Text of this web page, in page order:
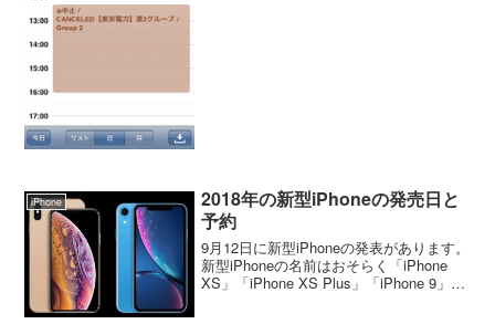
iPhone
2018年の新型iPhoneの発売日と
予約
9月12日に新型iPhoneの発表があります。
新型iPhoneの名前はおそらく「iPhone
XS」「iPhone XS Plus」「iPhone 9」の